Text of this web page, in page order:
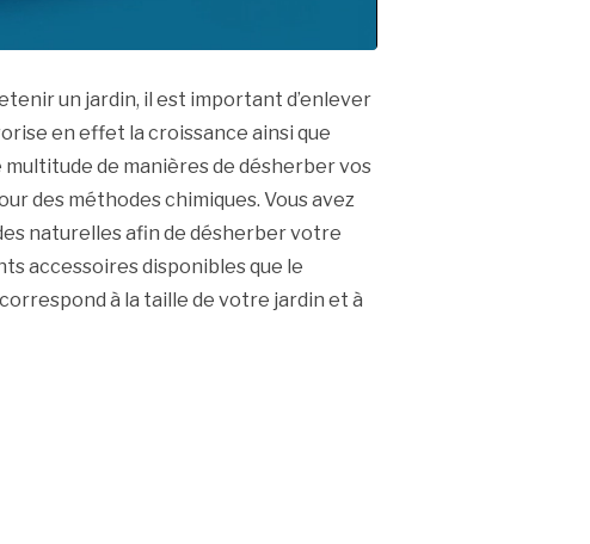
un jardin, il est important d’enlever
en effet la croissance ainsi que
multitude de manières de désherber vos
des méthodes chimiques. Vous avez
naturelles afin de désherber votre
accessoires disponibles que le
à la taille de votre jardin et à